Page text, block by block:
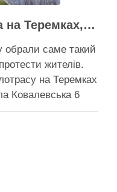
Шкода кожного дерева на Теремках, але тепло мають подати в 400 будинків – депутатка Київради
обрали саме такий
жителів.
на Теремках
Ковалевська 6
навколо
але наполягає на
понад 400